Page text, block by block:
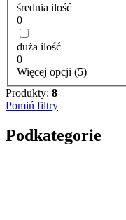
średnia ilość
0
duża ilość
0
Więcej opcji (5)
Produkty: 8
Pomiń filtry
Podkategorie